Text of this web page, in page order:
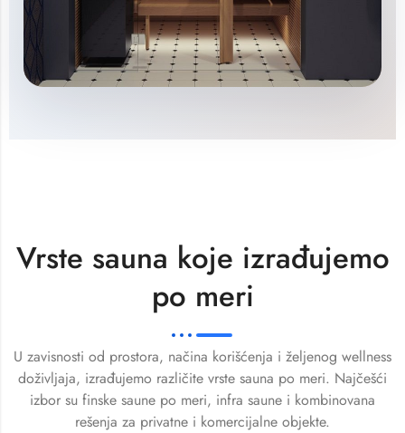
Vrste sauna koje izrađujemo
po meri
U zavisnosti od prostora, načina korišćenja i željenog wellness
doživljaja, izrađujemo različite vrste sauna po meri. Najčešći
izbor su finske saune po meri, infra saune i kombinovana
rešenja za privatne i komercijalne objekte.